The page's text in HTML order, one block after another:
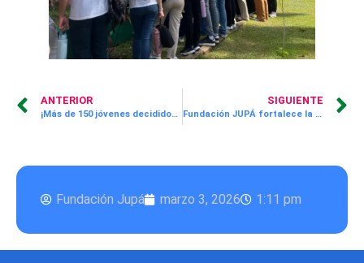
ANTERIOR
¡Más de 150 jóvenes decididos a transformar su futuro a través de la cocina!
SIGUIENTE
Fundación JUPÁ fortalece la labor de los docentes participantes del programa Aprende Divirtiéndote
Fundación Jupá marzo 3, 2026 1:11 pm